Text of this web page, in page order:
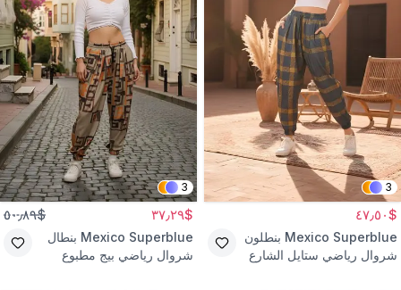
3
$٤٧٫٥٠
Mexico Superblue بنطلون
شروال رياضي ستايل الشارع
3
$٣٧٫٢٩ $٥٠٫٨٩
Mexico Superblue بنطال
شروال رياضي بيج مطبوع